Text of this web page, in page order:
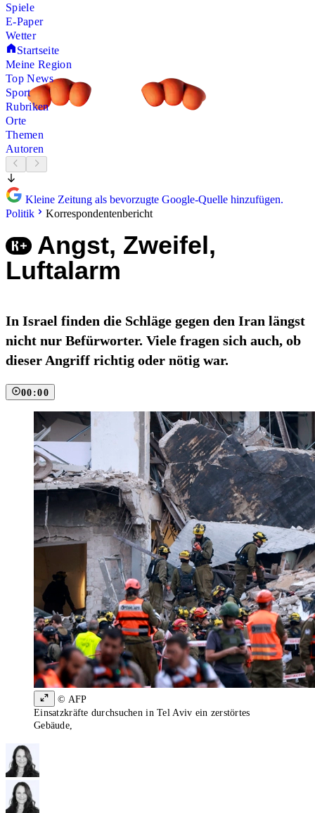
Spiele
E-Paper
Wetter
Startseite
Meine Region
Top News
Sport
Rubriken
Orte
Themen
Autoren
Kleine Zeitung als bevorzugte Google-Quelle hinzufügen.
Politik
Korrespondentenbericht
Angst, Zweifel,
Luftalarm
In Israel finden die Schläge gegen den Iran längst
nicht nur Befürworter. Viele fragen sich auch, ob
dieser Angriff richtig oder nötig war.
00:00
© AFP
Einsatzkräfte durchsuchen in Tel Aviv ein zerstörtes
Gebäude,